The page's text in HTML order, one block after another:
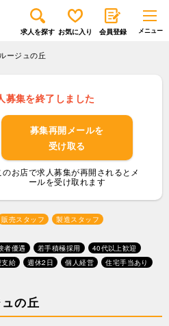
求人を探す お気に入り 会員登録
ージュの丘
募集を終了しました
募集再開メールを
受け取る
のお店で求人募集が再開されるとメ
ールを受け取れます
販売スタッフ
製造スタッフ
者優遇 若手積極採用
40代以上歓迎
給 週休2日 個人経営
住宅手当あり
ュの丘